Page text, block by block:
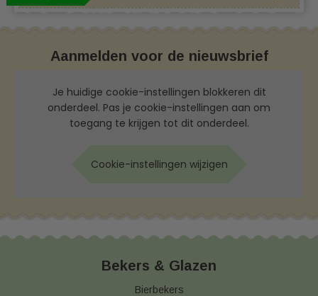
Aanmelden voor de nieuwsbrief
Je huidige cookie-instellingen blokkeren dit
onderdeel. Pas je cookie-instellingen aan om
toegang te krijgen tot dit onderdeel.
Cookie-instellingen wijzigen
Bekers & Glazen
Bierbekers